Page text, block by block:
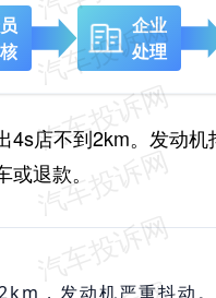
企业
处理
4s店不到2km。发动
退款。
，发动机严重抖动